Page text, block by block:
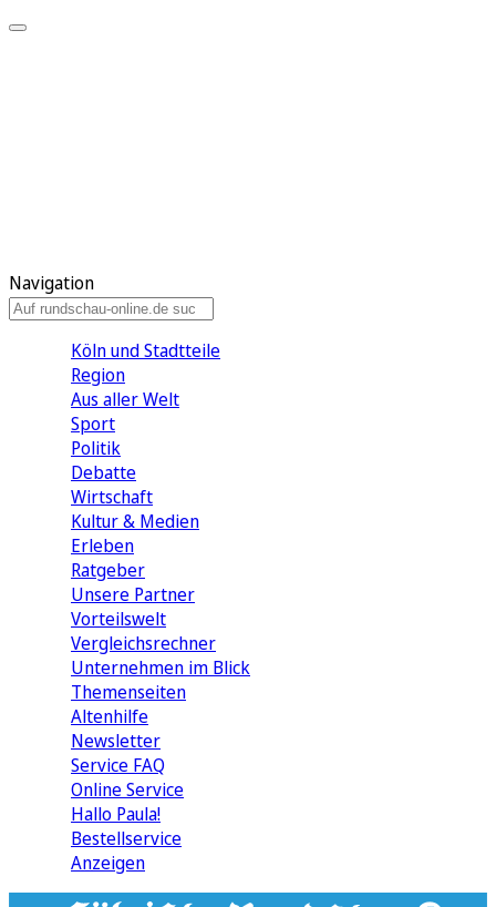
Navigation
Köln und Stadtteile
Region
Aus aller Welt
Sport
Politik
Debatte
Wirtschaft
Kultur & Medien
Erleben
Ratgeber
Unsere Partner
Vorteilswelt
Vergleichsrechner
Unternehmen im Blick
Themenseiten
Altenhilfe
Newsletter
Service FAQ
Online Service
Hallo Paula!
Bestellservice
Anzeigen